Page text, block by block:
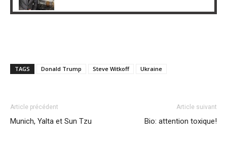
TAGS Donald Trump Steve Witkoff Ukraine
Article précédent
Munich, Yalta et Sun Tzu
Article suivant
Bio: attention toxique!